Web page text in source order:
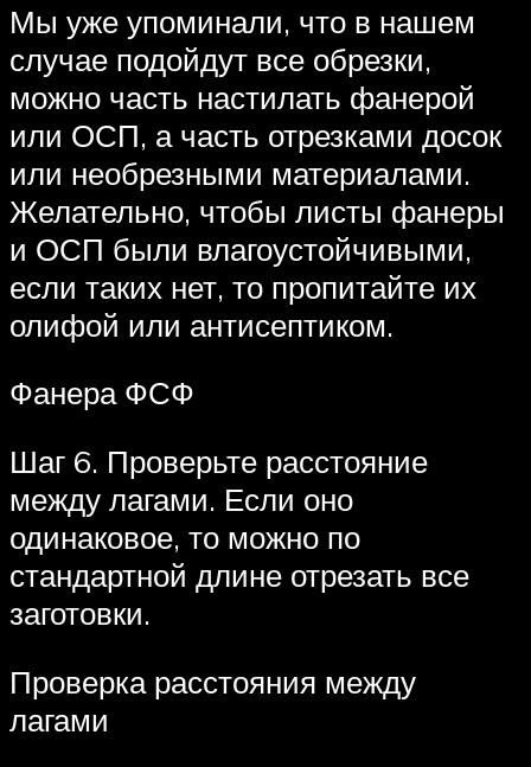
Мы уже упоминали, что в нашем
случае подойдут все обрезки,
можно часть настилать фанерой
или ОСП, а часть отрезками досок
или необрезными материалами.
Желательно, чтобы листы фанеры
и ОСП были влагоустойчивыми,
если таких нет, то пропитайте их
олифой или антисептиком.
Фанера ФСФ
Шаг 6. Проверьте расстояние
между лагами. Если оно
одинаковое, то можно по
стандартной длине отрезать все
заготовки.
Проверка расстояния между
лагами